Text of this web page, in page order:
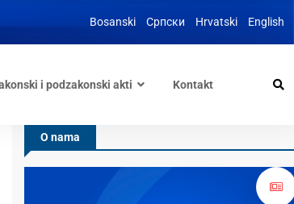
Bosanski Српски Hrvatski English
i podzakonski akti Kontakt
O nama